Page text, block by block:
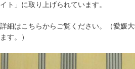
イト」に取り上げられています。
詳細はこちらからご覧ください。（愛媛
ます。）